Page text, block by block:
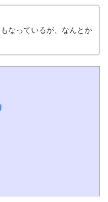
なっているが、なんとか